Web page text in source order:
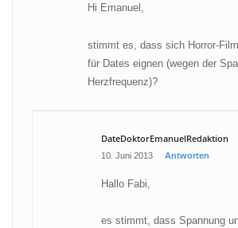
Hi Emanuel,
stimmt es, dass sich Horror-
für Dates eignen (wegen der
Herzfrequenz)?
DateDoktorEmanuelRedaktion
10. Juni 2013 Antworten
Hallo Fabi,
es stimmt, dass Spannung